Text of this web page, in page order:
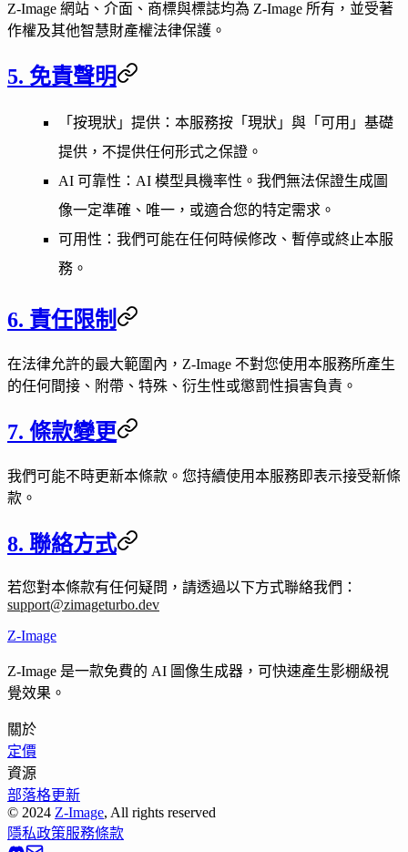
Z-Image 網站、介面、商標與標誌均為 Z-Image 所有，並受著
作權及其他智慧財產權法律保護。
5. 免責聲明
「按現狀」提供 ：本服務按「現狀」與「可用」基礎
提供，不提供任何形式之保證。
AI 可靠性 ：AI 模型具機率性。我們無法保證生成圖
像一定準確、唯一，或適合您的特定需求。
可用性 ：我們可能在任何時候修改、暫停或終止本服
務。
6. 責任限制
在法律允許的最大範圍內，Z-Image 不對您使用本服務所產生
的任何間接、附帶、特殊、衍生性或懲罰性損害負責。
7. 條款變更
我們可能不時更新本條款。您持續使用本服務即表示接受新條
款。
8. 聯絡方式
若您對本條款有任何疑問，請透過以下方式聯絡我們：
support@zimageturbo.dev
Z-Image
Z-Image 是一款免費的 AI 圖像生成器，可快速產生影棚級視
覺效果。
關於
定價
資源
部落格更新
© 2024 Z-Image, All rights reserved
隱私政策服務條款